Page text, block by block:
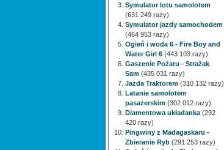
Symulator lotu samolotem
(631 249 razy)
Symulator jazdy samochodem
(464 953 razy)
Ogień i woda 6 - Fire Boy and
Water Girl 6 (443 103 razy)
Gaszenie Pożaru - Strażak
Sam (435 031 razy)
Jazda Traktorem (310 132 razy)
Latanie samolotem
pasażerskim (302 012 razy)
Diamentowa układanka (292
420 razy)
Pingwiny z Madagaskaru -
Zbieranie Ryb (291 253 razy)